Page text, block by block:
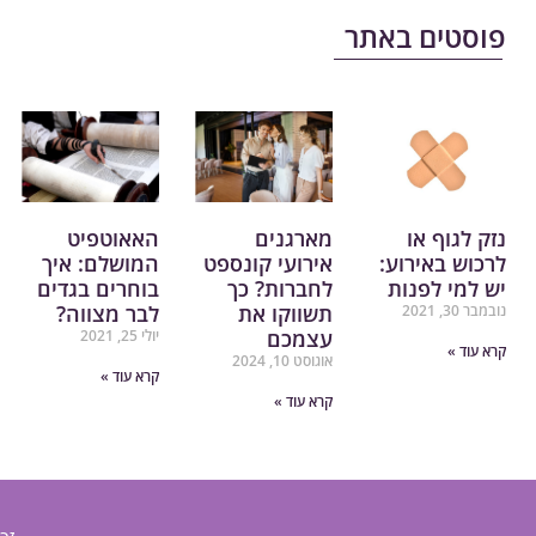
פוסטים באתר
נזק לגוף או
לרכוש באירוע:
יש למי לפנות
נובמבר 30, 2021
קרא עוד »
מארגנים
אירועי קונספט
לחברות? כך
תשווקו את
עצמכם
אוגוסט 10, 2024
קרא עוד »
האאוטפיט
המושלם: איך
בוחרים בגדים
לבר מצווה?
יולי 25, 2021
קרא עוד »